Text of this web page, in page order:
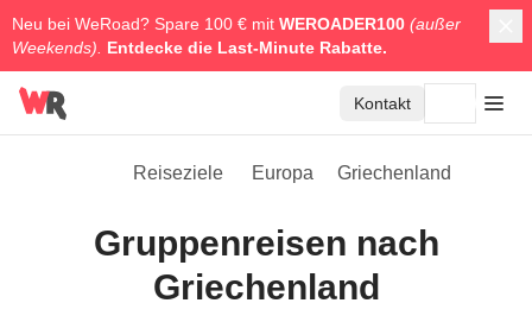
Neu bei WeRoad? Spare 100 € mit WEROADER100 (außer
Weekends).
Entdecke die Last-Minute Rabatte.
Kontakt
Reiseziele Europa Griechenland
Gruppenreisen nach
Griechenland